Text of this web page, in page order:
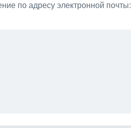
по адресу электронной почты: